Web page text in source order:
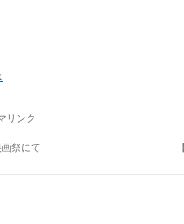
リンク
祭にて